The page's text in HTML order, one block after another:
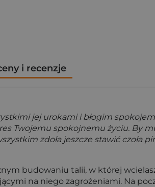
i recenzje
jej urokami i błogim
Twojemu spokojnemu życiu. By
zdoła jeszcze stawić czoła
budowaniu talii, w której
na niego zagrożeniami. Na